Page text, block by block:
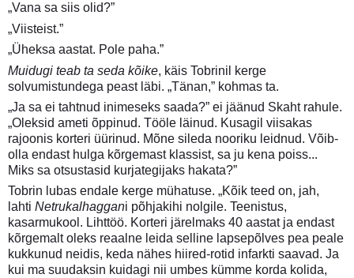
„Vana sa siis olid?”
„Viisteist.”
„Üheksa aastat. Pole paha.”
Muidugi teab ta seda kõike, käis Tobrinil kerge
solvumistundega peast läbi. „Tänan,” kohmas ta.
„Ja sa ei tahtnud inimeseks saada?” ei jäänud Skaht rahule.
„Oleksid ameti õppinud. Tööle läinud. Kusagil viisakas
rajoonis korteri üürinud. Mõne sileda nooriku leidnud. Võib-
olla endast hulga kõrgemast klassist, sa ju kena poiss...
Miks sa otsustasid kurjategijaks hakata?”
Tobrin lubas endale kerge mühatuse. „Kõik teed on, jah,
lahti Netrukalhaggani põhjakihi nolgile. Teenistus,
kasarmukool. Lihttöö. Korteri järelmaks 40 aastat ja endast
kõrgemalt oleks reaalne leida selline lapsepõlves pea peale
kukkunud neidis, keda nähes hiired-rotid infarkti saavad. Ja
kui ma suudaksin kuidagi nii umbes kümme korda kolida,